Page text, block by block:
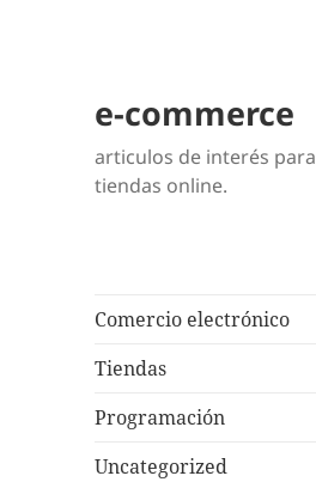
e-commerce
articulos de interés para
tiendas online.
Comercio electrónico
Tiendas
Programación
Uncategorized